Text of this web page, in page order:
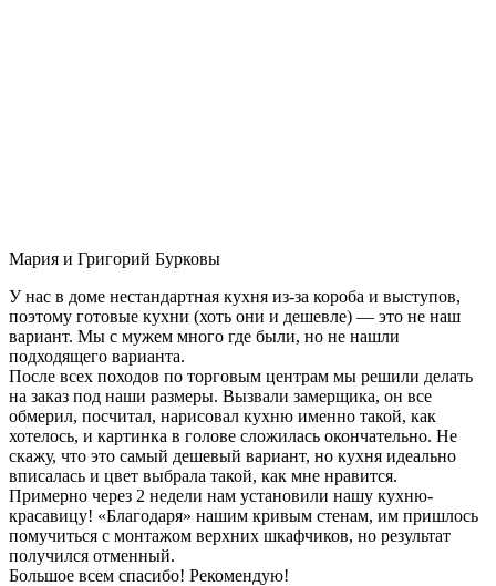
Мария и Григорий Бурковы
У нас в доме нестандартная кухня из-за короба и выступов,
поэтому готовые кухни (хоть они и дешевле) — это не наш
вариант. Мы с мужем много где были, но не нашли
подходящего варианта.
После всех походов по торговым центрам мы решили делать
на заказ под наши размеры. Вызвали замерщика, он все
обмерил, посчитал, нарисовал кухню именно такой, как
хотелось, и картинка в голове сложилась окончательно. Не
скажу, что это самый дешевый вариант, но кухня идеально
вписалась и цвет выбрала такой, как мне нравится.
Примерно через 2 недели нам установили нашу кухню-
красавицу! «Благодаря» нашим кривым стенам, им пришлось
помучиться с монтажом верхних шкафчиков, но результат
получился отменный.
Большое всем спасибо! Рекомендую!